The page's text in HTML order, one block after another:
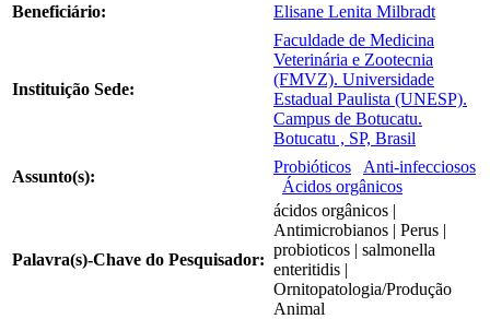
Beneficiário:
Elisane Lenita Milbradt
Instituição Sede:
Faculdade de Medicina
Veterinária e Zootecnia
(FMVZ). Universidade
Estadual Paulista (UNESP).
Campus de Botucatu.
Botucatu , SP, Brasil
Assunto(s):
Probióticos
Anti-infecciosos
Ácidos orgânicos
Palavra(s)-Chave do Pesquisador:
ácidos orgânicos |
Antimicrobianos | Perus |
probioticos | salmonella
enteritidis |
Ornitopatologia/Produção
Animal